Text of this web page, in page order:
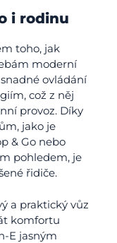
i rodinu
toho, jak
moderní
ovládání
což z něj
provoz. Díky
jako je
& Go nebo
pohledem, je
řidiče.
a praktický vůz
komfortu
E jasným